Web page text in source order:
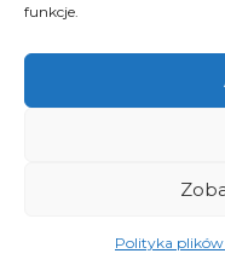
funkcje.
Polityka plików
peinture poudre
soudage
All
La marque Arcom est